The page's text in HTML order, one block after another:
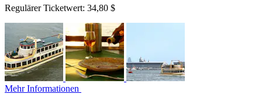
Regulärer Ticketwert: 34,80 $
Mehr Informationen